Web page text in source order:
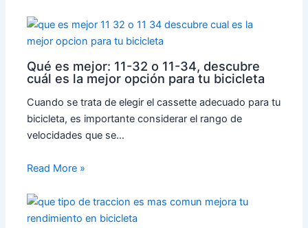
Qué es mejor: 11-32 o 11-34, descubre
cuál es la mejor opción para tu bicicleta
Cuando se trata de elegir el cassette adecuado para tu
bicicleta, es importante considerar el rango de
velocidades que se…
Read More »